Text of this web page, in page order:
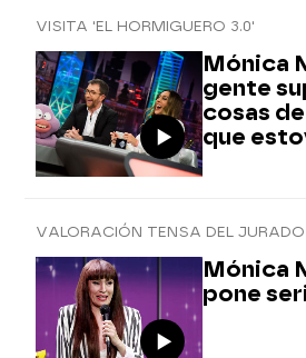
VISITA 'EL HORMIGUERO 3.0'
Mónica
gente
cosas
que
VALORACIÓN TENSA DEL JURADO
Mónica
pone